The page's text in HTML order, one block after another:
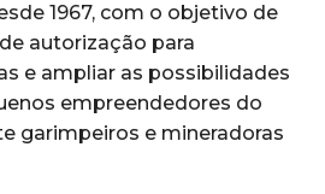
1967, com o objetivo de
autorização para
e ampliar as possibilidades
empreendedores do
garimpeiros e mineradoras